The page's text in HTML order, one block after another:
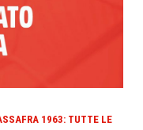
1963: TUTTE LE